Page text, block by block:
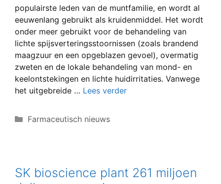
populairste leden van de muntfamilie, en wordt al
eeuwenlang gebruikt als kruidenmiddel. Het wordt
onder meer gebruikt voor de behandeling van
lichte spijsverteringsstoornissen (zoals brandend
maagzuur en een opgeblazen gevoel), overmatig
zweten en de lokale behandeling van mond- en
keelontstekingen en lichte huidirritaties. Vanwege
het uitgebreide … Lees verder
Categorieën
Farmaceutisch nieuws
SK bioscience plant 261 miljoen